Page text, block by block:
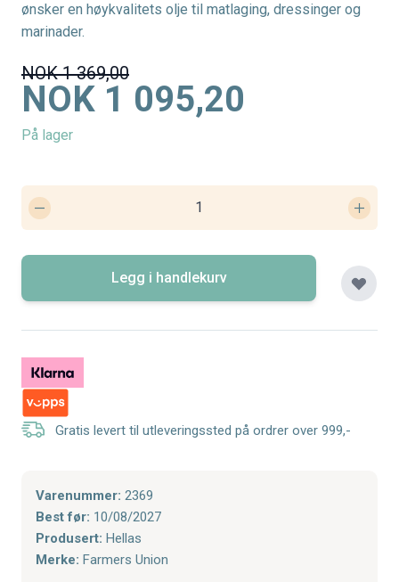
ønsker en høykvalitets olje til matlaging, dressinger og
marinader.
NOK 1 369,00
NOK 1 095,20
På lager
Legg i handlekurv
Gratis levert til utleveringssted på ordrer over 999,-
Varenummer: 2369
Best før: 10/08/2027
Produsert: Hellas
Merke: Farmers Union